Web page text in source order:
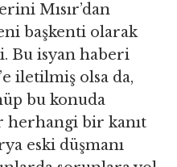
Mısır’dan
başkenti olarak
Bu isyan haberi
iletilmiş olsa da,
bu konuda
herhangi bir kanıt
eski düşmanı